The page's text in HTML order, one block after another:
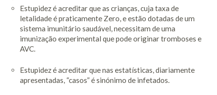
Estupidez é acreditar que as crianças, cuja taxa de
letalidade é praticamente Zero, e estão dotadas de um
sistema imunitário saudável, necessitam de uma
imunização experimental que pode originar tromboses e
AVC.
Estupidez é acreditar que nas estatísticas, diariamente
apresentadas, “casos” é sinónimo de infetados.